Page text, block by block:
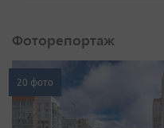
Фоторепортаж
20 фото